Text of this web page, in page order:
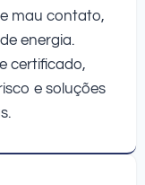
mau contato,
energia.
certificado,
e soluções